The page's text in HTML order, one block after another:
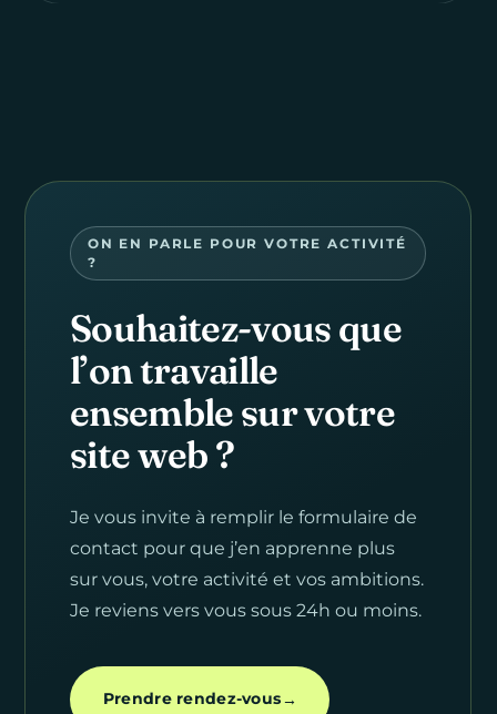
ON EN PARLE POUR VOTRE ACTIVITÉ
?
Souhaitez-vous que
l’on travaille
ensemble sur votre
site web ?
Je vous invite à remplir le formulaire de
contact pour que j’en apprenne plus
sur vous, votre activité et vos ambitions.
Je reviens vers vous sous 24h ou moins.
Prendre rendez-vous→